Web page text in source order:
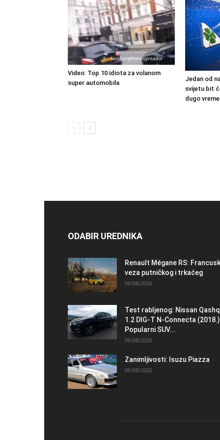
Video: Top 10 idiota za volanom
super automobila
Jedan od
svijetu bit
dugo
ODABIR UREDNIKA
Renault Mégane RS:
veza putničkog i trkaćeg
06/08/2026
Test rabljenog: Nissan
1.2 DIG-T N-Connecta
Popularni SUV...
06/08/2026
Zanimljivosti: Isuzu Piazza
06/08/2026